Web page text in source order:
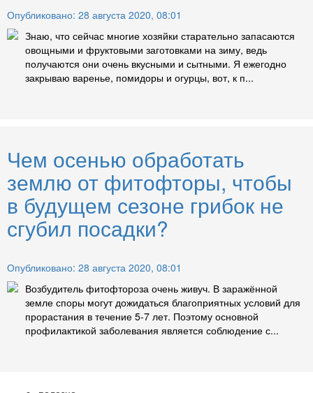
Опубликовано: 28 августа 2020, 08:01
Знаю, что сейчас многие хозяйки старательно запасаются
овощными и фруктовыми заготовками на зиму, ведь
получаются они очень вкусными и сытными. Я ежегодно
закрываю варенье, помидоры и огурцы, вот, к п...
Чем осенью обработать
землю от фитофторы, чтобы
в будущем сезоне грибок не
сгубил посадки?
Опубликовано: 28 августа 2020, 08:01
Возбудитель фитофтороза очень живуч. В заражённой
земле споры могут дожидаться благоприятных условий для
прорастания в течение 5-7 лет. Поэтому основной
профилактикой заболевания является соблюдение с...